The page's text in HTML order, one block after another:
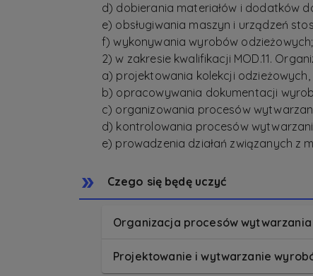
d) dobierania materiałów i dodatków
e) obsługiwania maszyn i urządzeń
f) wykonywania wyrobów odzieżowych;
2) w zakresie kwalifikacji MOD.11.
a) projektowania kolekcji odzieżowych,
b) opracowywania dokumentacji
c) organizowania procesów
d) kontrolowania procesów
e) prowadzenia działań związanych z
Czego się będę uczyć
Organizacja procesów
Projektowanie i wytwarzanie